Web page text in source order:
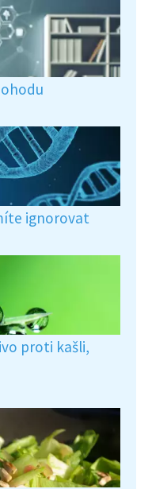
ignorovat
proti kašli,